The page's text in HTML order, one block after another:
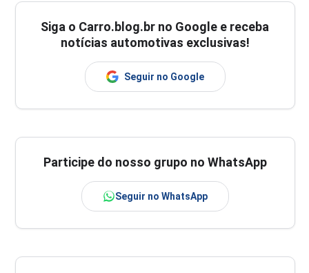
Siga o Carro.blog.br no Google e receba
notícias automotivas exclusivas!
Seguir no Google
Participe do nosso grupo no WhatsApp
Seguir no WhatsApp